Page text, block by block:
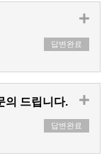
답변완료
의 드립니다.
답변완료